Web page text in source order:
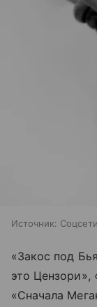
Источник: Соцсети
«Закос под
это Цензори»,
«Сначала